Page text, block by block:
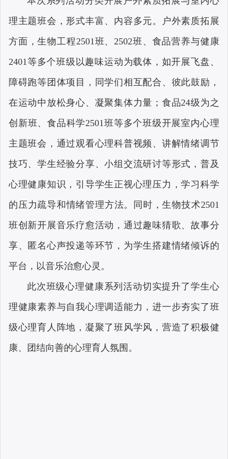
理主题班会，形式丰富、内容多元。户外素质拓展
方面，生物工程2501班、2502班、食品营养与健康
2401等多个班级以趣味运动为载体，如开展飞盘、
障碍跑等团体项目，同学们相互配合、彼此鼓励，
在运动中放松身心、凝聚集体力量；食品24级为之
创新班、食品科学2501班等多个班级开展室内心理
主题班会，通过观看心理科普视频、讲解情绪调节
技巧、学生经验分享、小组交流研讨等形式，普及
心理健康知识，引导学生正视心理压力，学习科学
的压力疏导和情绪管理方法。同时，生物技术2501
班创新开展音乐疗愈活动，通过趣味猜歌、故事分
享、匿名心声投递等环节，为学生搭建情绪倾诉的
平台，以音乐治愈心灵。
此次班级心理健康系列活动切实提升了学生心
理健康素养与自我心理调适能力，进一步夯实了班
级心理育人阵地，凝聚了班风学风，营造了积极健
康、团结向善的心理育人氛围。